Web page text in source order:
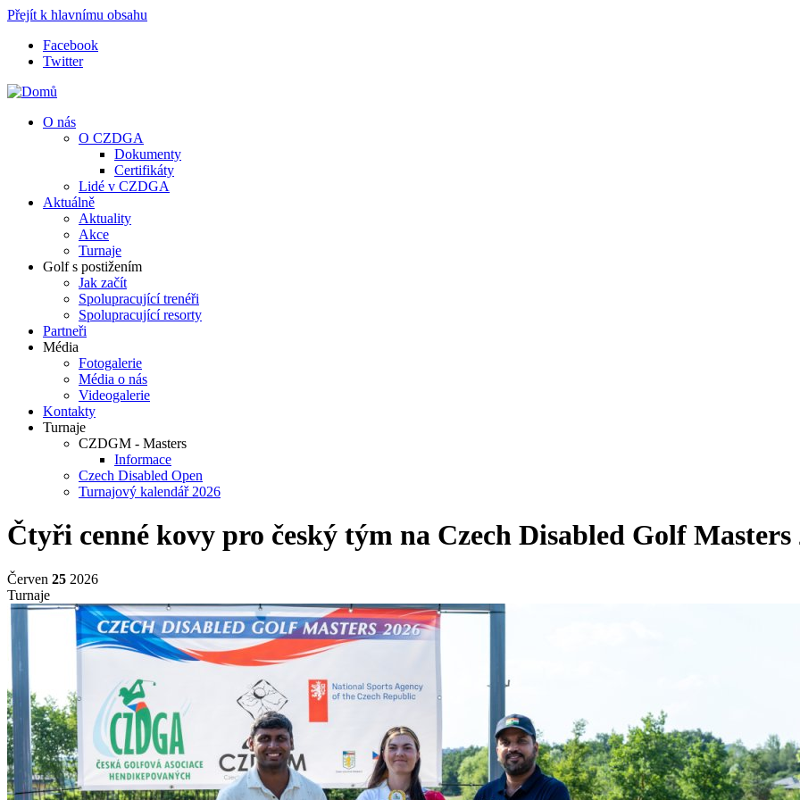
Přejít k hlavnímu obsahu
Facebook
Twitter
O nás
O CZDGA
Dokumenty
Certifikáty
Lidé v CZDGA
Aktuálně
Aktuality
Akce
Turnaje
Golf s postižením
Jak začít
Spolupracující trenéři
Spolupracující resorty
Partneři
Média
Fotogalerie
Média o nás
Videogalerie
Kontakty
Turnaje
CZDGM - Masters
Informace
Czech Disabled Open
Turnajový kalendář 2026
Čtyři cenné kovy pro český tým na Czech Disabled Golf Masters
Červen 25 2026
Turnaje